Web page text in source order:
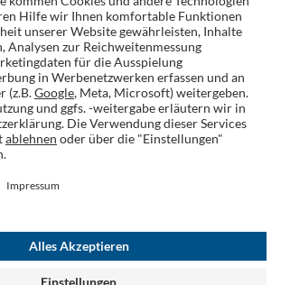
Widerruf einreichen